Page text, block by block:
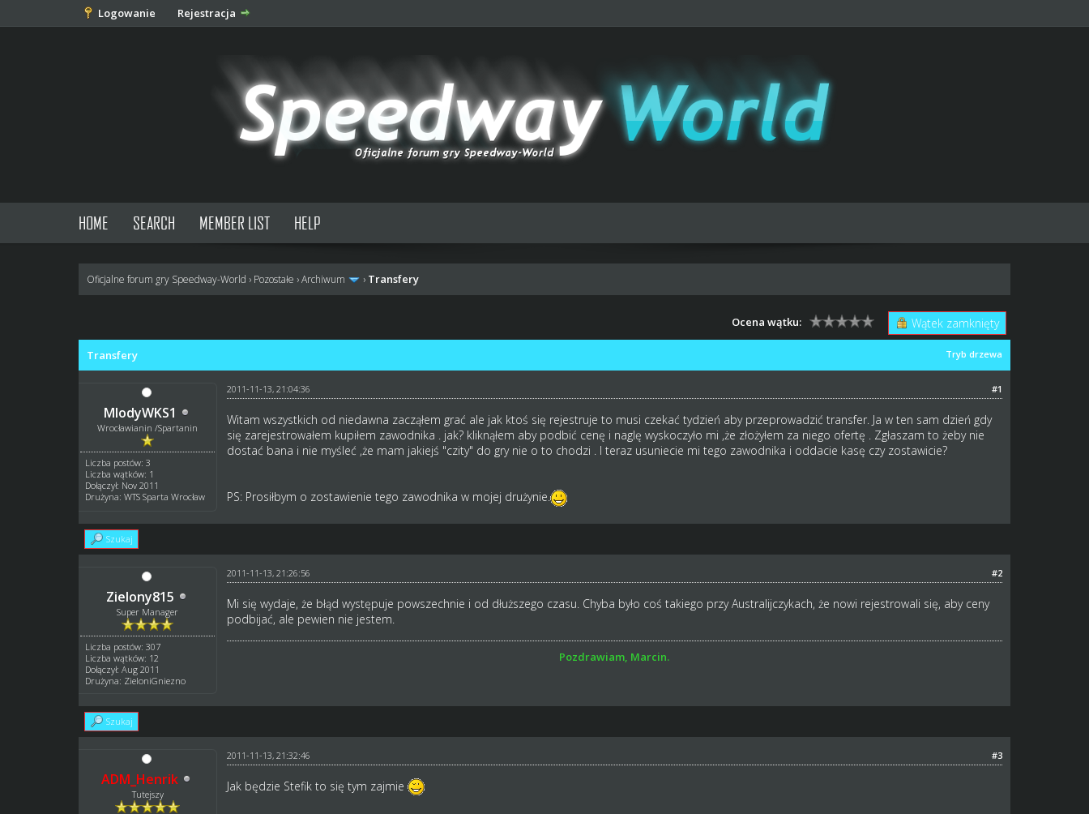
Logowanie Rejestracja
HOME SEARCH MEMBER LIST HELP
Oficjalne forum gry Speedway-World › Pozostałe ›Archiwum › Transfery
Wątek zamknięty
Ocena wątku:
Tryb drzewa
Transfery
MlodyWKS1
Wrocławianin /Spartanin
Liczba postów: 3
Liczba wątków: 1
Dołączył: Nov 2011
Drużyna: WTS Sparta Wrocław
#1
2011-11-13, 21:04:36
Witam wszystkich od niedawna zacząłem grać ale jak ktoś się rejestruje to musi czekać tydzień aby przeprowadzić transfer. Ja w ten sam dzień gdy
się zarejestrowałem kupiłem zawodnika . jak? kliknąłem aby podbić cenę i naglę wyskoczyło mi ,że złożyłem za niego ofertę . Zgłaszam to żeby nie
dostać bana i nie myśleć ,że mam jakiejś "czity" do gry nie o to chodzi . I teraz usuniecie mi tego zawodnika i oddacie kasę czy zostawicie?
PS: Prosiłbym o zostawienie tego zawodnika w mojej drużynie.
Szukaj
Zielony815
Super Manager
Liczba postów: 307
Liczba wątków: 12
Dołączył: Aug 2011
Drużyna: ZieloniGniezno
#2
2011-11-13, 21:26:56
Mi się wydaje, że błąd występuje powszechnie i od dłuższego czasu. Chyba było coś takiego przy Australijczykach, że nowi rejestrowali się, aby ceny
podbijać, ale pewien nie jestem.
Pozdrawiam, Marcin.
Szukaj
ADM_Henrik
Tutejszy
#3
2011-11-13, 21:32:46
Jak będzie Stefik to się tym zajmie